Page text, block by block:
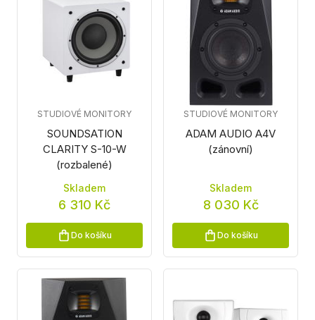
SOUNDSATION
CLARITY S-10-W
(rozbalené)
STUDIOVÉ MONITORY
Skladem
6 310 Kč
Do košíku
ADAM AUDIO A4V
(zánovní)
STUDIOVÉ MONITORY
Skladem
8 030 Kč
Do košíku